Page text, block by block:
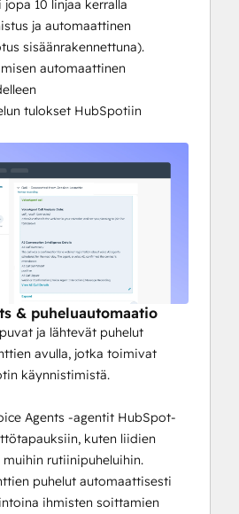
älykkäästi aktiivisen
välilehden ja estää
10 linjaa kerralla
ja automaattinen
sisäänrakennettuna).
automaattinen
tulokset HubSpotiin
& puheluautomaatio
ja lähtevät puhelut
avulla, jotka toimivat
käynnistimistä.
Agents -agentit HubSpot-
kuten liidien
rutiinipuheluihin.
puhelut automaattisesti
ihmisten soittamien